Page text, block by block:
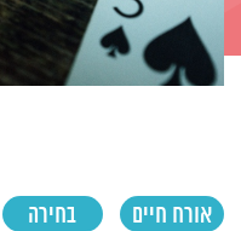
אורח חיים בחירה